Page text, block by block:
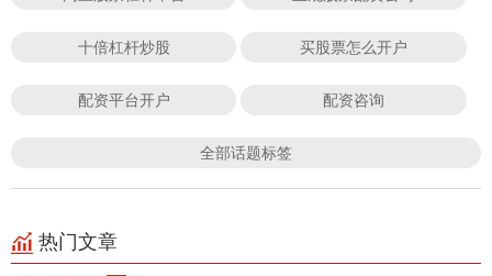
十倍杠杆炒股 买股票怎么开户
配资平台开户 配资咨询
全部话题标签
热门文章